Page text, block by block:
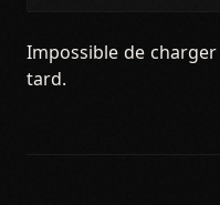
Impossible de charger
tard.